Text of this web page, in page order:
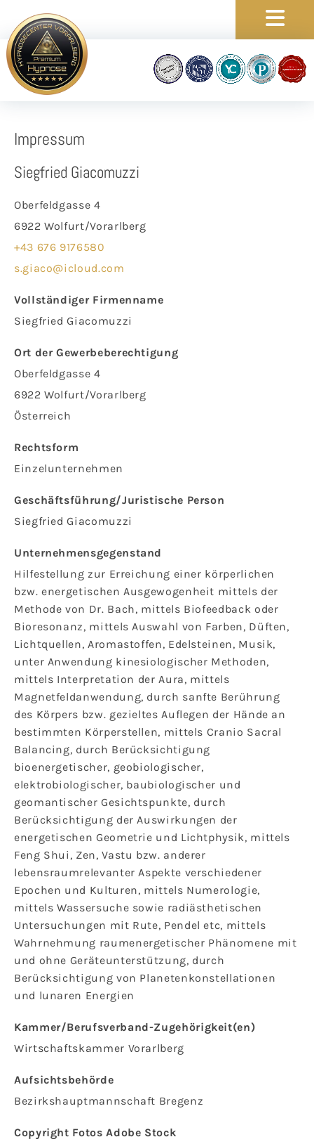
Impressum
Siegfried Giacomuzzi
Oberfeldgasse 4
6922 Wolfurt/Vorarlberg
+43 676 9176580
s.giaco@icloud.com
Vollständiger Firmenname
Siegfried Giacomuzzi
Ort der Gewerbeberechtigung
Oberfeldgasse 4
6922 Wolfurt/Vorarlberg
Österreich
Rechtsform
Einzelunternehmen
Geschäftsführung/Juristische Person
Siegfried Giacomuzzi
Unternehmensgegenstand
Hilfestellung zur Erreichung einer körperlichen
bzw. energetischen Ausgewogenheit mittels der
Methode von Dr. Bach, mittels Biofeedback oder
Bioresonanz, mittels Auswahl von Farben, Düften,
Lichtquellen, Aromastoffen, Edelsteinen, Musik,
unter Anwendung kinesiologischer Methoden,
mittels Interpretation der Aura, mittels
Magnetfeldanwendung, durch sanfte Berührung
des Körpers bzw. gezieltes Auflegen der Hände an
bestimmten Körperstellen, mittels Cranio Sacral
Balancing, durch Berücksichtigung
bioenergetischer, geobiologischer,
elektrobiologischer, baubiologischer und
geomantischer Gesichtspunkte, durch
Berücksichtigung der Auswirkungen der
energetischen Geometrie und Lichtphysik, mittels
Feng Shui, Zen, Vastu bzw. anderer
lebensraumrelevanter Aspekte verschiedener
Epochen und Kulturen, mittels Numerologie,
mittels Wassersuche sowie radiästhetischen
Untersuchungen mit Rute, Pendel etc, mittels
Wahrnehmung raumenergetischer Phänomene mit
und ohne Geräteunterstützung, durch
Berücksichtigung von Planetenkonstellationen
und lunaren Energien
Kammer/Berufsverband-Zugehörigkeit(en)
Wirtschaftskammer Vorarlberg
Aufsichtsbehörde
Bezirkshauptmannschaft Bregenz
Copyright Fotos Adobe Stock